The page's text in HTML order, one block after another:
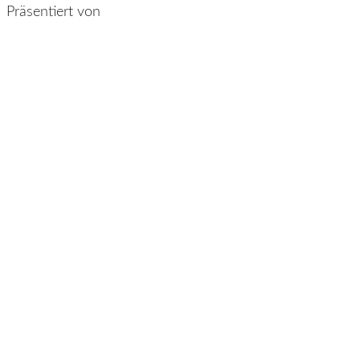
Präsentiert von